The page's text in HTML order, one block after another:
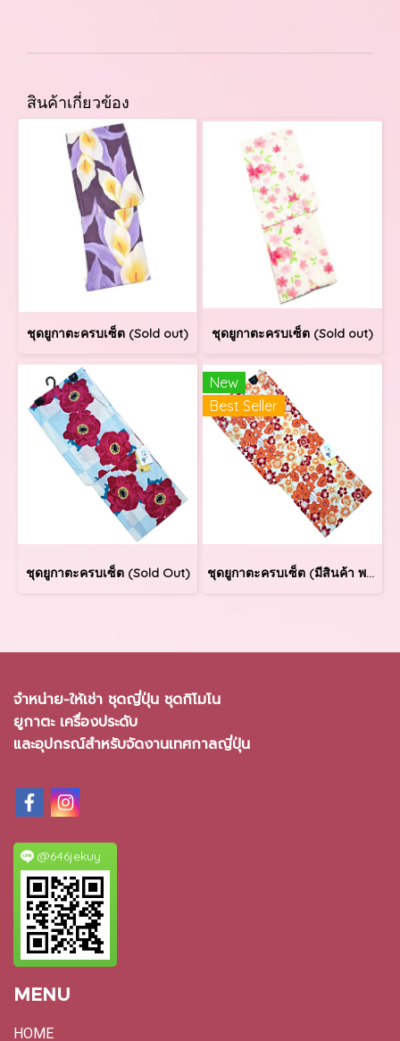
สินค้าเกี่ยวข้อง
ชุดยูกาตะครบเซ็ต (Sold out) ชุดยูกาตะครบเซ็ต (Sold out)
ชุดยูกาตะครบเซ็ต (Sold Out)
New
Best Seller
ชุดยูกาตะครบเซ็ต (มีสินค้า พร้อมส่ง)
จำหน่าย-ให้เช่า ชุดญี่ปุ่น ชุดกิโมโน
ยูกาตะ เครื่องประดับ
และอุปกรณ์สำหรับจัดงานเทศกาลญี่ปุ่น
@646jekuy
MENU
HOME